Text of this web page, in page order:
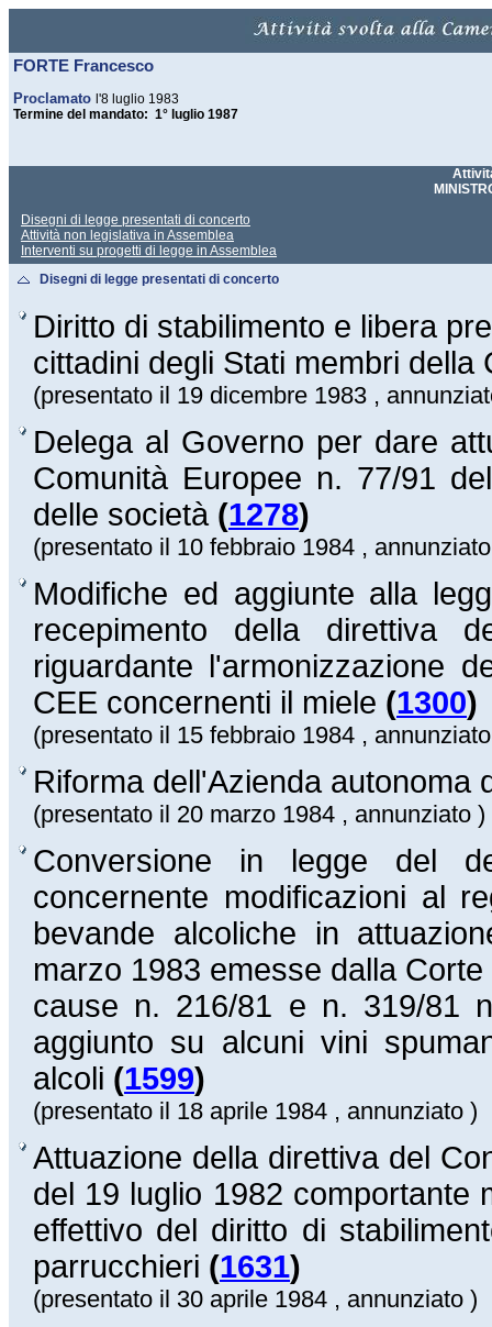
FORTE Francesco
Proclamato l'8 luglio 1983
Termine del mandato: 1° luglio 1987
Disegni di legge presentati di concerto
Attività non legislativa in Assemblea
Interventi su progetti di legge in Assemblea
Disegni di legge presentati di concerto
Diritto di stabilimento e libera
cittadini degli Stati membri
(presentato il 19 dicembre 1983 ,
Delega al Governo per dare
Comunità Europee n. 77/91
delle società(1278)
(presentato il 10 febbraio 1984 ,
Modifiche ed aggiunte alla
recepimento della direttiva
riguardante l'armonizzazione
CEE concernenti il miele (1300)
(presentato il 15 febbraio 1984 ,
Riforma dell'Azienda autonoma
(presentato il 20 marzo 1984 , annunziato )
Conversione in legge del
concernente modificazioni al
bevande alcoliche in
marzo 1983 emesse dalla
cause n. 216/81 e n. 319/81
aggiunto su alcuni vini
alcoli (1599)
(presentato il 18 aprile 1984 , annunziato )
Attuazione della direttiva del
del 19 luglio 1982 comportante
effettivo del diritto di
parrucchieri (1631)
(presentato il 30 aprile 1984 , annunziato )